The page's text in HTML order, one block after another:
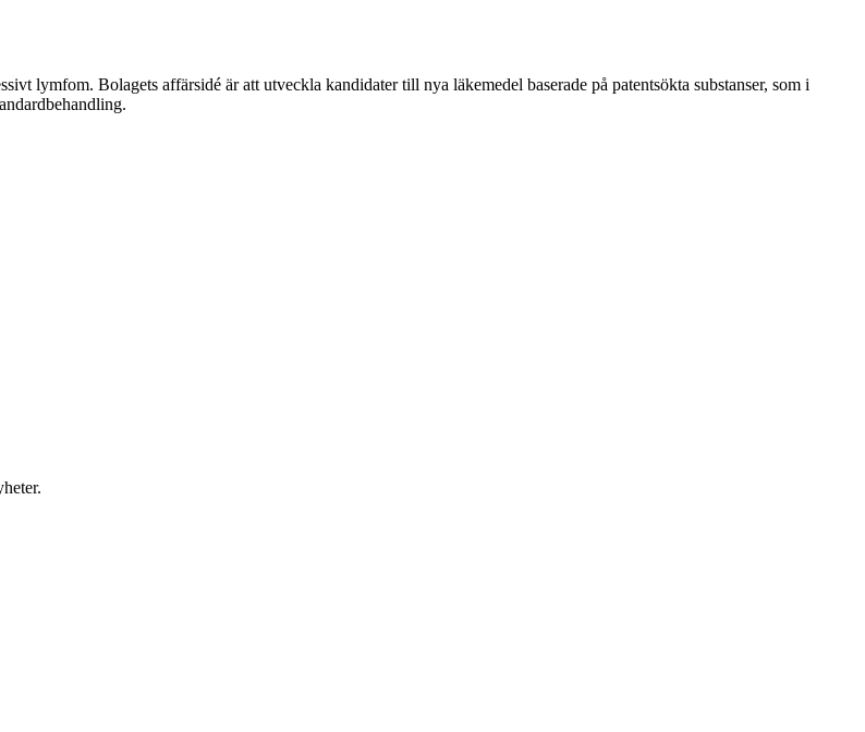
lymfom. Bolagets affärsidé är att utveckla kandidater till nya läkemedel baserade på patentsökta substanser, som i